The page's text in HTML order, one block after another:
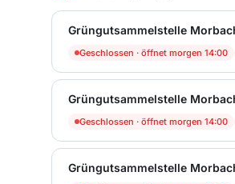
Grüngutsammelstelle
Geschlossen · öffnet morgen 14:00
Grüngutsammelstelle
Geschlossen · öffnet morgen 14:00
Grüngutsammelstelle